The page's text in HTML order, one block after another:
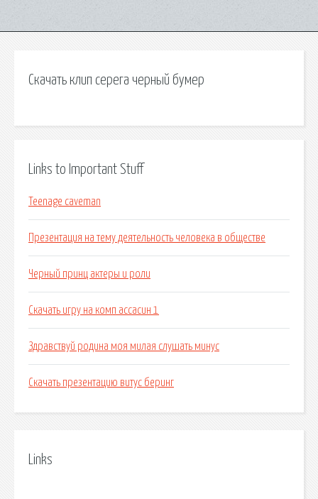
Скачать клип серега черный бумер
Links to Important Stuff
Teenage caveman
Презентация на тему деятельность человека в обществе
Черный принц актеры и роли
Скачать игру на комп ассасин 1
Здравствуй родина моя милая слушать минус
Скачать презентацию витус беринг
Links